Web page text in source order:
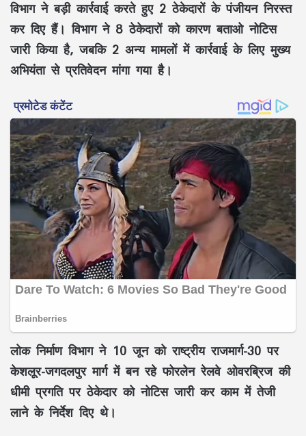
विभाग ने बड़ी कार्रवाई करते हुए 2 ठेकेदारों के पंजीयन निरस्त
कर दिए हैं। विभाग ने 8 ठेकेदारों को कारण बताओ नोटिस
जारी किया है, जबकि 2 अन्य मामलों में कार्रवाई के लिए मुख्य
अभियंता से प्रतिवेदन मांगा गया है।
लोक निर्माण विभाग ने 10 जून को राष्ट्रीय राजमार्ग-30 पर
केशलूर-जगदलपुर मार्ग में बन रहे फोरलेन रेलवे ओवरब्रिज की
धीमी प्रगति पर ठेकेदार को नोटिस जारी कर काम में तेजी
लाने के निर्देश दिए थे।